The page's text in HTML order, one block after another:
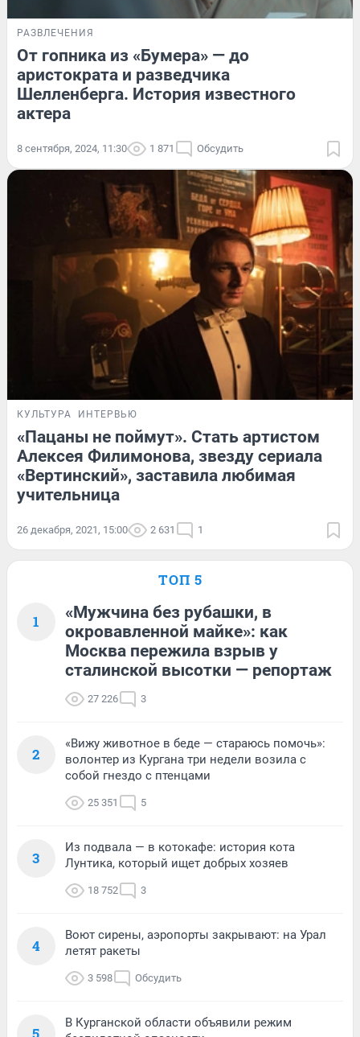
РАЗВЛЕЧЕНИЯ
От гопника из «Бумера» — до
аристократа и разведчика
Шелленберга. История известного
актера
8 сентября, 2024, 11:30 1 871 Обсудить
КУЛЬТУРА ИНТЕРВЬЮ
«Пацаны не поймут». Стать артистом
Алексея Филимонова, звезду сериала
«Вертинский», заставила любимая
учительница
26 декабря, 2021, 15:00 2 631 1
ТОП 5
1
«Мужчина без рубашки, в
окровавленной майке»: как
Москва пережила взрыв у
сталинской высотки — репортаж
27 226 3
2
«Вижу животное в беде — стараюсь помочь»:
волонтер из Кургана три недели возила с
собой гнездо с птенцами
25 351 5
3
Из подвала — в котокафе: история кота
Лунтика, который ищет добрых хозяев
18 752 3
4
Воют сирены, аэропорты закрывают: на Урал
летят ракеты
3 598 Обсудить
В Курганской области объявили режим